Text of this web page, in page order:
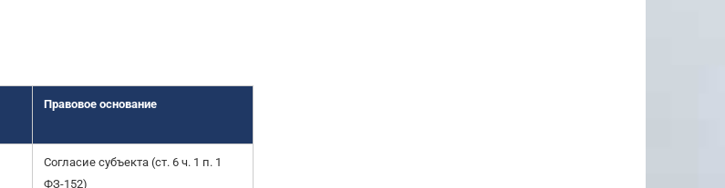
Правовое основание
Согласие субъекта (ст. 6 ч. 1 п. 1
ФЗ-152)